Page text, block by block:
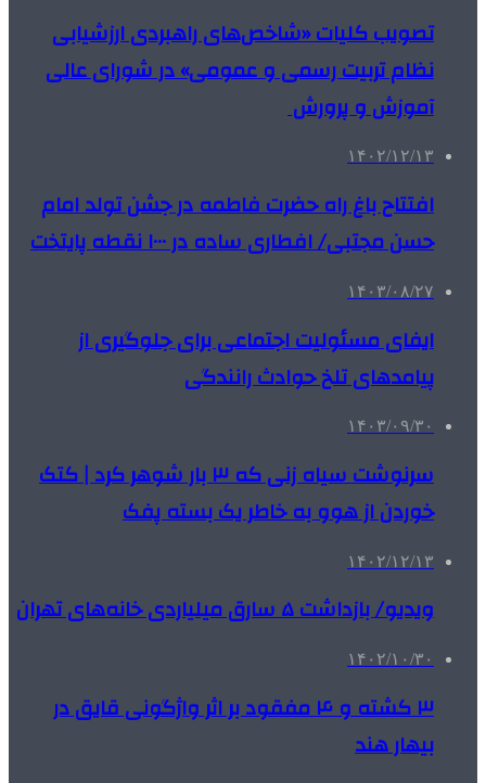
تصویب کلیات «شاخص‌های راهبردی ارزشیابی
نظام تربیت رسمی و عمومی» در شورای عالی
آموزش و پرورش
۱۴۰۲/۱۲/۱۳
افتتاح باغ راه حضرت فاطمه در جشن تولد امام
حسن مجتبی/ افطاری ساده در ۱۰۰۰ نقطه پایتخت
۱۴۰۳/۰۸/۲۷
ایفای مسئولیت اجتماعی برای جلوگیری از
پیامدهای تلخ حوادث رانندگی
۱۴۰۳/۰۹/۳۰
سرنوشت سیاه زنی که ۳ بار شوهر کرد | کتک
خوردن از هوو به خاطر یک بسته پفک
۱۴۰۲/۱۲/۱۳
ویدیو/ بازداشت ۵ سارق میلیاردی خانه‌های تهران
۱۴۰۲/۱۰/۳۰
۳ کشته و ۴ مفقود بر اثر واژگونی قایق در
بیهار هند